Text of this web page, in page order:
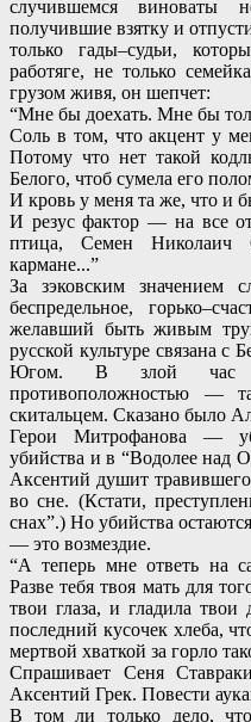
случившемся виноваты
получившие взятку и
только гады–судьи,
работяге, не только
грузом живя, он шепчет:
“Мне бы доехать. Мне бы
Соль в том, что акцент у
Потому что нет такой
Белого, чтоб сумела его
И кровь у меня та же, что и
И резус фактор — на все
птица, Семен Николаич
кармане...”
За зэковским значением
беспредельное,
желавший быть живым
русской культуре связана с
Югом. В злой час
противоположностью —
скитальцем. Сказано было
Герои Митрофанова —
убийства и в “Водолее над
Аксентий душит
во сне. (Кстати,
снах”.) Но убийства
— это возмездие.
“А теперь мне ответь на
Разве тебя твоя мать для
твои глаза, и гладила твои
последний кусочек хлеба,
мертвой хваткой за горло
Спрашивает Сеня
Аксентий Грек. Повести
В том ли только дело, что